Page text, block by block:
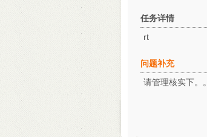
任务详情
rt
问题补充
请管理核实下。。